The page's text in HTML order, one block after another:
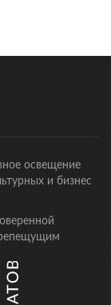
освещение
и бизнес